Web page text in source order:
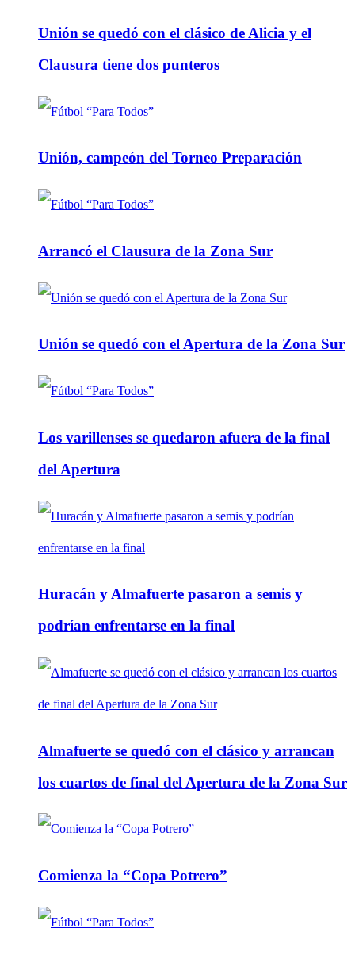
Unión se quedó con el clásico de Alicia y el
Clausura tiene dos punteros
Unión, campeón del Torneo Preparación
Arrancó el Clausura de la Zona Sur
Unión se quedó con el Apertura de la Zona Sur
Los varillenses se quedaron afuera de la final
del Apertura
Huracán y Almafuerte pasaron a semis y
podrían enfrentarse en la final
Almafuerte se quedó con el clásico y arrancan
los cuartos de final del Apertura de la Zona Sur
Comienza la “Copa Potrero”